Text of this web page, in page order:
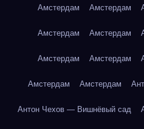
Амстердам Амстердам
Амстердам Амстердам
Амстердам Амстердам
Амстердам Амстердам
Антон Чехов — Вишнёвый сад